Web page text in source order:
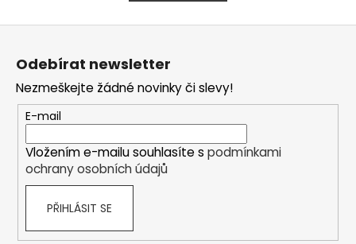
á
d
p
r
v
k
y
k
o
í
Odebírat newsletter
Nezmeškejte žádné novinky či slevy!
E-mail
Vložením e-mailu souhlasíte s podmínkami
ochrany osobních údajů
PŘIHLÁSIT SE